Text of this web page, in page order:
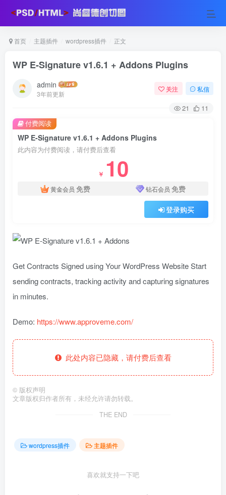
首页 主题插件 wordpress插件 正文
WP E-Signature v1.6.1 + Addons Plugins
admin
3年前更新
关注 私信
21 11
WP E-Signature v1.6.1 + Addons Plugins
此内容为付费阅读，请付费后查看
￥ 10
黄金会员 免费 钻石会员 免费
登录购买
付费阅读
Get Contracts Signed using Your WordPress Website Start
sending contracts, tracking activity and capturing signatures
in minutes.
Demo: https://www.approveme.com/
此处内容已隐藏，请付费后查看
© 版权声明
文章版权归作者所有，未经允许请勿转载。
THE END
wordpress插件 主题插件
喜欢就支持一下吧